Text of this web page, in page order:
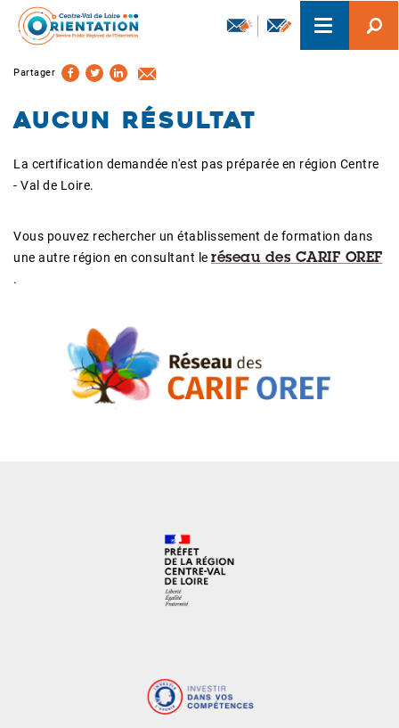
Aller
contenu
principal
Toggle
navigation
Partager
Aucun résultat
La certification demandée n'est pas préparée en région Centre
- Val de Loire.
Vous pouvez rechercher un établissement de formation dans
une autre région en consultant le réseau des CARIF OREF
.